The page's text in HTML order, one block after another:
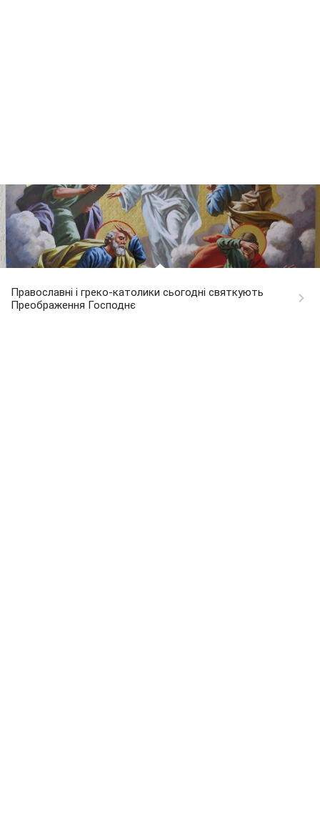
Православні і греко-католики сьогодні святкують
Преображення Господнє